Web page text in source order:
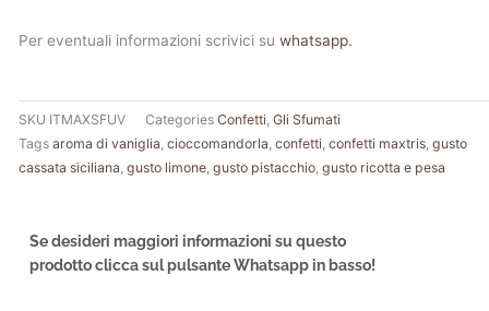
Per eventuali informazioni scrivici su whatsapp.
SKU ITMAXSFUV Categories Confetti Gli Sfumati
Tags aroma di vaniglia cioccomandorla confetti confetti maxtris gusto
cassata siciliana gusto limone gusto pistacchio gusto ricotta e pesa
Se desideri maggiori informazioni su questo
prodotto clicca sul pulsante Whatsapp in basso!